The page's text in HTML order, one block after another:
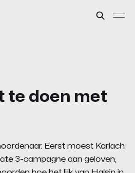
te doen met
Eerst moest Karlach
3-campagne aan geloven,